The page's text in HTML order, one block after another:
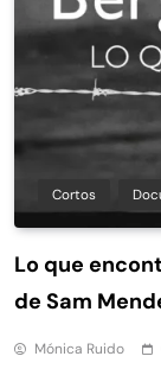
Cortos
Lo que
de Sam
Mónica Ruido